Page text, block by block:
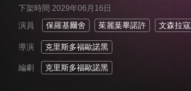
下架時間 2029年06月16日
演員 保羅基爾舍 茱麗葉畢諾許 文森拉
導演 克里斯多福歐諾黑
編劇 克里斯多福歐諾黑